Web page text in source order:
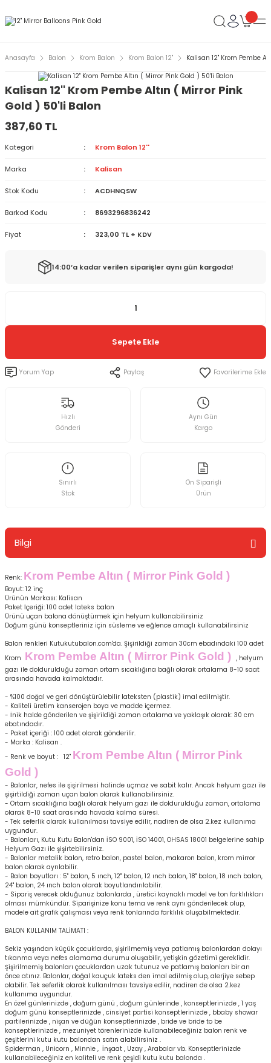
Anasayfa Balon Krom Balon Krom Balon 12'' Kalisan 12'' Krom Pembe
Kalisan 12'' Krom Pembe Altın ( Mirror Pink
Gold ) 50'li Balon
387,60 TL
Kategori Krom Balon 12''
Marka Kalisan
Stok Kodu ACDHNQSW
Barkod Kodu 8693296836242
Fiyat 323,00 TL + KDV
14:00’a kadar verilen siparişler aynı gün kargoda!
Sepete Ekle
Yorum Yap Paylaş
Hızlı
Gönderi
Aynı Gün
Kargo
Sınırlı
Stok
Ön Siparişli
Ürün
Bilgi
Renk: Krom Pembe Altın ( Mirror Pink Gold )
Boyut: 12 inç
Ürünün Markası: Kalisan
Paket İçeriği: 100 adet lateks balon
Ürünü uçan balona dönüştürmek için helyum kullanabilirsiniz
Doğum günü konseptleriniz için süsleme ve eğlence amaçlı kullanabilirsiniz
Balon renkleri Kutukutubalon.com'da. Şişirildiği zaman 30cm ebadındaki 100 adet
Krom Krom Pembe Altın ( Mirror Pink Gold ) , helyum
gazı ile doldurulduğu zaman ortam sıcaklığına bağlı olarak ortalama 8-10 saat
arasında havada kalmaktadır.
- %100 doğal ve geri dönüştürülebilir lateksten (plastik) imal edilmiştir.
- Kaliteli üretim kanserojen boya ve madde içermez.
- İnik halde gönderilen ve şişirildiği zaman ortalama ve yaklaşık olarak: 30 cm
ebatındadır.
- Paket içeriği : 100 adet olarak gönderilir.
- Marka : Kalisan .
- Renk ve boyut : 12'' Krom Pembe Altın ( Mirror Pink
Gold )
- Balonlar, nefes ile şişirilmesi halinde uçmaz ve sabit kalır. Ancak helyum gazı ile
şişirtildiği zaman uçan balon olarak kullanabilirsiniz.
- Ortam sıcaklığına bağlı olarak helyum gazı ile doldurulduğu zaman, ortalama
olarak 8-10 saat arasında havada kalma süresi.
- Tek seferlik olarak kullanılması tavsiye edilir, nadiren de olsa 2.kez kullanıma
uygundur.
- Balonları, Kutu Kutu Balon'dan İSO 9001, İSO 14001, OHSAS 18001 belgelerine sahip
Helyum Gazı ile şişirtebilirsiniz.
- Balonlar metalik balon, retro balon, pastel balon, makaron balon, krom mirror
balon olarak ayrılabilir.
- Balon boyutları : 5'' balon, 5 ınch, 12'' balon, 12 ınch balon, 18'' balon, 18 ınch balon,
24'' balon, 24 ınch balon olarak boyutlandırılabilir.
- Sipariş verecek olduğunuz balonlarda , üretici kaynaklı model ve ton farklılıkları
olması mümkündür. Siparişinize konu tema ve renk aynı gönderilecek olup,
modele ait grafik çalışması veya renk tonlarında farklılık oluşabilmektedir.
BALON KULLANIM TALİMATI :
Sekiz yaşından küçük çocuklarda, şişirilmemiş veya patlamış balonlardan dolayı
tıkanma veya nefes alamama durumu oluşabilir, yetişkin gözetimi gereklidir.
Şişirilmemiş balonları çocuklardan uzak tutunuz ve patlamış balonları bir an
önce atınız. Balonlar, doğal kauçuk lateks den imal edilmiş olup, alerjiye sebep
olabilir. Tek seferlik olarak kullanılması tavsiye edilir, nadiren de olsa 2.kez
kullanıma uygundur.
En özel günlerinizde , doğum günü , doğum günlerinde , konseptlerinizde , 1 yaş
doğum günü konseptlerinizde , cinsiyet partisi konseptlerinizde , bbaby showar
partilerinizde , nişan ve düğün konseptlerinizde , bride ve bride to be
konseptlerinizde , mezuniyet törenlerinizde kullanabileceğiniz balon renk ve
çeşitlerini kutu kutu balondan satın alabilirsiniz .
Spiderman , Unicorn , Minnie , İnşaat , Uzay , Arabalar vb. Konseptlerinizde
kullanabileceğiniz en kaliteli ve renk çeşidi kutu kutu balonda .